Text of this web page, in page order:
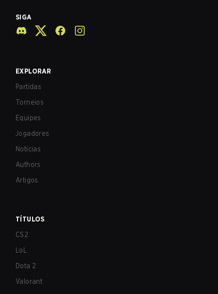
SIGA
EXPLORAR
Partidas
Torneios
Equipes
Jogadores
Notícias
Authors
Artigos
TÍTULOS
CS2
LoL
Dota 2
Valorant